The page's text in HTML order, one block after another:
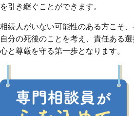
を引き継ぐことができます。
相続人がいない可能性のある方こそ、
自分の死後のことを考え、責任ある
心と尊厳を守る第一歩となります。